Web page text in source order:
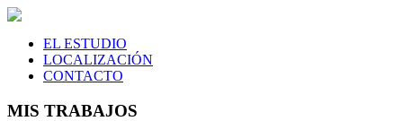
EL ESTUDIO
LOCALIZACIÓN
CONTACTO
MIS TRABAJOS